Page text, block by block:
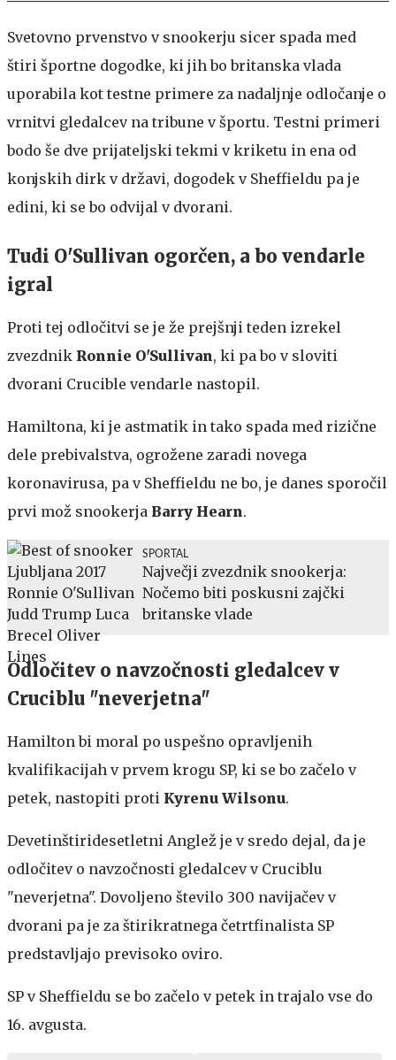
Svetovno prvenstvo v snookerju sicer spada med
štiri športne dogodke, ki jih bo britanska vlada
uporabila kot testne primere za nadaljnje odločanje o
vrnitvi gledalcev na tribune v športu. Testni primeri
bodo še dve prijateljski tekmi v kriketu in ena od
konjskih dirk v državi, dogodek v Sheffieldu pa je
edini, ki se bo odvijal v dvorani.
Tudi O'Sullivan ogorčen, a bo vendarle
igral
Proti tej odločitvi se je že prejšnji teden izrekel
zvezdnik Ronnie O'Sullivan, ki pa bo v sloviti
dvorani Crucible vendarle nastopil.
Hamiltona, ki je astmatik in tako spada med rizične
dele prebivalstva, ogrožene zaradi novega
koronavirusa, pa v Sheffieldu ne bo, je danes sporočil
prvi mož snookerja Barry Hearn.
SPORTAL
Največji zvezdnik snookerja:
Nočemo biti poskusni zajčki
britanske vlade
Odločitev o navzočnosti gledalcev v
Cruciblu "neverjetna"
Hamilton bi moral po uspešno opravljenih
kvalifikacijah v prvem krogu SP, ki se bo začelo v
petek, nastopiti proti Kyrenu Wilsonu.
Devetinštiridesetletni Anglež je v sredo dejal, da je
odločitev o navzočnosti gledalcev v Cruciblu
"neverjetna". Dovoljeno število 300 navijačev v
dvorani pa je za štirikratnega četrtfinalista SP
predstavljajo previsoko oviro.
SP v Sheffieldu se bo začelo v petek in trajalo vse do
16. avgusta.